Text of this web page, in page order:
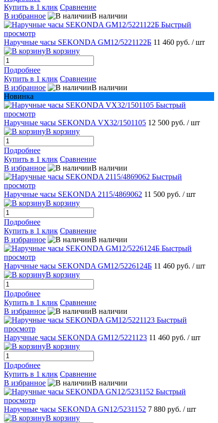
Купить в 1 клик Сравнение
В избранное
В наличии
Быстрый
просмотр
Наручные часы SEKONDA GМ12/5221122Б 11 460 руб. / шт
В корзину
Подробнее
Купить в 1 клик Сравнение
В избранное
В наличии
Новинка
Быстрый
просмотр
Наручные часы SEKONDA VX32/1501105 12 500 руб. / шт
В корзину
Подробнее
Купить в 1 клик Сравнение
В избранное
В наличии
Быстрый
просмотр
Наручные часы SEKONDA 2115/4869062 11 500 руб. / шт
В корзину
Подробнее
Купить в 1 клик Сравнение
В избранное
В наличии
Быстрый
просмотр
Наручные часы SEKONDA GМ12/5226124Б 11 460 руб. / шт
В корзину
Подробнее
Купить в 1 клик Сравнение
В избранное
В наличии
Быстрый
просмотр
Наручные часы SEKONDA GМ12/5221123 11 460 руб. / шт
В корзину
Подробнее
Купить в 1 клик Сравнение
В избранное
В наличии
Быстрый
просмотр
Наручные часы SEKONDA GN12/5231152 7 880 руб. / шт
В корзину